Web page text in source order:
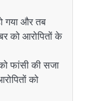
गया और तब
को आरोपितों के
फांसी की सजा
को